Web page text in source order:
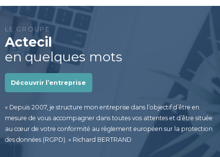
LE GROUPE
Actecil
en quelques mots
Découvrir l’entreprise
« Depuis 2007, je structure mon entreprise dans l’objectif d’être en
mesure de vous accompagner dans toutes vos attentes et d’être située
au cœur de votre conformité au règlement européen sur la protection
des données (RGPD). » Richard BERTRAND